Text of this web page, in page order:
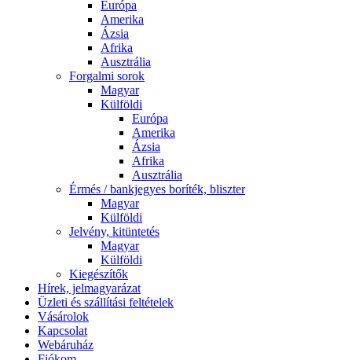
Európa
Amerika
Ázsia
Afrika
Ausztrália
Forgalmi sorok
Magyar
Külföldi
Európa
Amerika
Ázsia
Afrika
Ausztrália
Érmés / bankjegyes boríték, bliszter
Magyar
Külföldi
Jelvény, kitüntetés
Magyar
Külföldi
Kiegészítők
Hírek, jelmagyarázat
Üzleti és szállítási feltételek
Vásárolok
Kapcsolat
Webáruház